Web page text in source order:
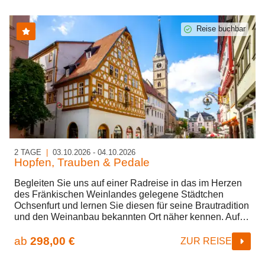
Reise buchbar
2 TAGE 03.10.2026 - 04.10.2026
Hopfen, Trauben & Pedale
Begleiten Sie uns auf einer Radreise in das im Herzen
des Fränkischen Weinlandes gelegene Städtchen
Ochsenfurt und lernen Sie diesen für seine Brautradition
und den Weinanbau bekannten Ort näher kennen. Auf
eingesäumte Maintal und lernen wunderschöne
ab 298,00 € ZUR REISE